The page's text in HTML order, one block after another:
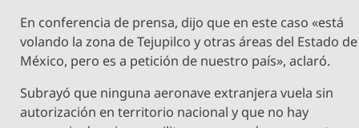
En conferencia de prensa, dijo que en este caso «está
volando la zona de Tejupilco y otras áreas del Estado de
México, pero es a petición de nuestro país», aclaró.
Subrayó que ninguna aeronave extranjera vuela sin
autorización en territorio nacional y que no hay